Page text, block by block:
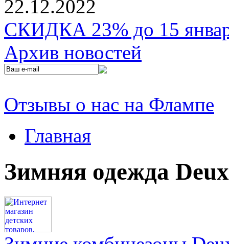
22.12.2022
СКИДКА 23% до 15
Архив новостей
Отзывы о нас на Флампе
Главная
Зимняя одежда